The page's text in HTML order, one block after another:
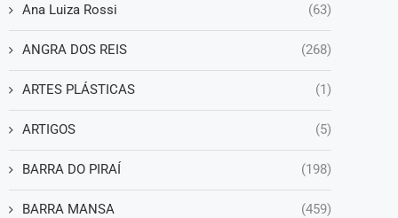
Ana Luiza Rossi (63)
ANGRA DOS REIS (268)
ARTES PLÁSTICAS (1)
ARTIGOS (5)
BARRA DO PIRAÍ (198)
BARRA MANSA (459)